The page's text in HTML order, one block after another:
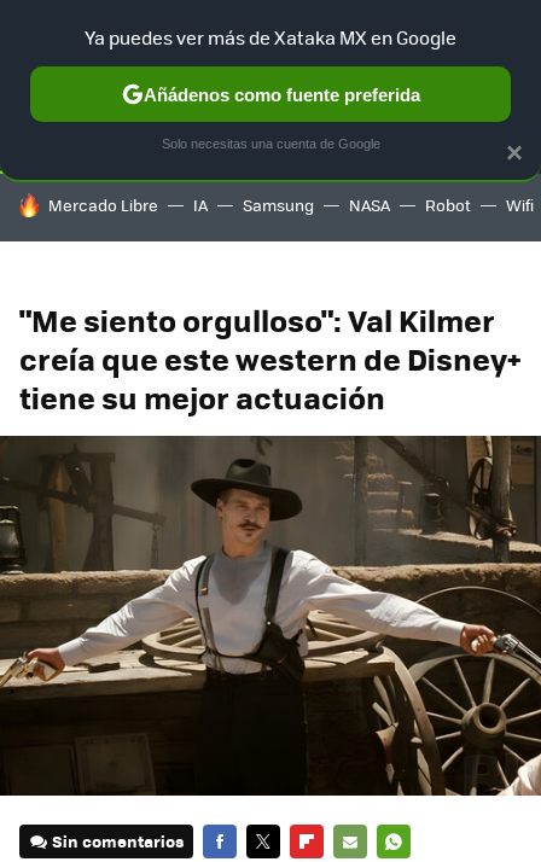
SELECCIÓN GAMING HOME AUTO TERRITORIO
HOY SE HABLA DE
Mercado Libre IA Samsung NASA Robot Wifi
"Me siento orgulloso": Val Kilmer
creía que este western de Disney+
tiene su mejor actuación
Sin comentarios
×
Ya puedes ver más de Xataka MX en Google
Añádenos como fuente preferida
Solo necesitas una cuenta de Google